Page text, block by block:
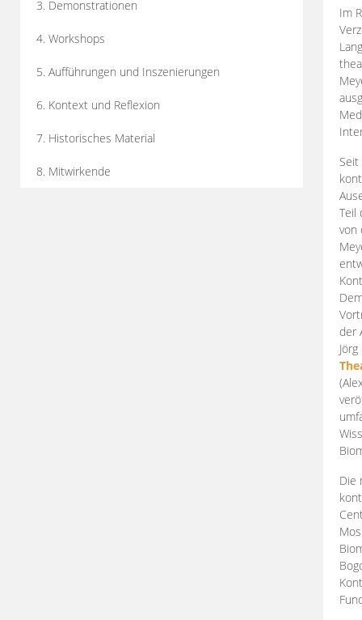
3. Demonstrationen
4. Workshops
5. Aufführungen und Inszenierungen
6. Kontext und Reflexion
7. Historisches Material
8. Mitwirkende
Im
Teil
von
der
Die